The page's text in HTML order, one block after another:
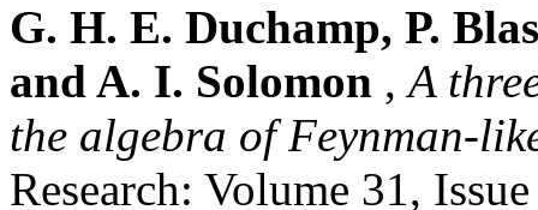
G. H. E. Duchamp, P.
and A. I. Solomon ,A
the algebra of Feynman-
Research: Volume 31,